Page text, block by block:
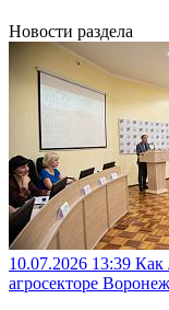
Новости раздела
10.07.2026 13:39 Как
агросекторе